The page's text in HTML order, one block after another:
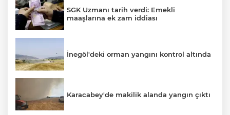
SGK Uzmanı tarih verdi: Emekli
maaşlarına ek zam iddiası
İnegöl'deki orman yangını kontrol altında
Karacabey'de makilik alanda yangın çıktı